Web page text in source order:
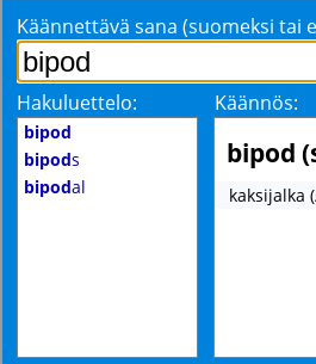
Käännettävä sana (suomeksi tai
Hakuluettelo: Käännös:
bipod
bipods
bipodal
bipod
kaksijalka (